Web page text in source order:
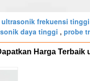
frekuensi tinggi
daya tinggi , probe
Harga Terbaik